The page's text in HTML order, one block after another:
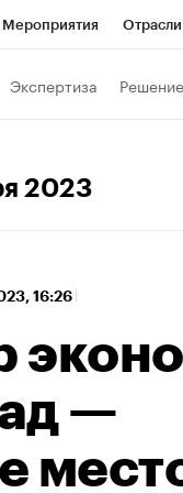
Мероприятия Отрасли
Экспертиза Решение
2023
16:26
—